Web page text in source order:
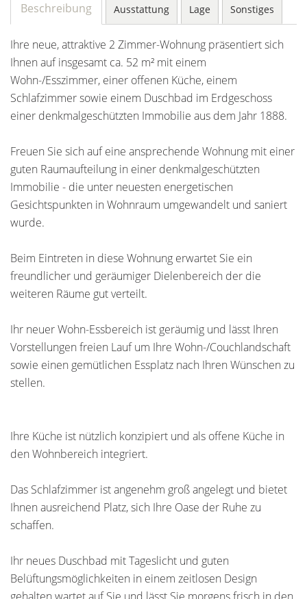
Beschreibung Ausstattung Lage Sonstiges
Ihre neue, attraktive 2 Zimmer-Wohnung präsentiert sich
Ihnen auf insgesamt ca. 52 m² mit einem
Wohn-/Esszimmer, einer offenen Küche, einem
Schlafzimmer sowie einem Duschbad im Erdgeschoss
einer denkmalgeschützten Immobilie aus dem Jahr 1888.
Freuen Sie sich auf eine ansprechende Wohnung mit einer
guten Raumaufteilung in einer denkmalgeschützten
Immobilie - die unter neuesten energetischen
Gesichtspunkten in Wohnraum umgewandelt und saniert
wurde.
Beim Eintreten in diese Wohnung erwartet Sie ein
freundlicher und geräumiger Dielenbereich der die
weiteren Räume gut verteilt.
Ihr neuer Wohn-Essbereich ist geräumig und lässt Ihren
Vorstellungen freien Lauf um Ihre Wohn-/Couchlandschaft
sowie einen gemütlichen Essplatz nach Ihren Wünschen zu
stellen.
Ihre Küche ist nützlich konzipiert und als offene Küche in
den Wohnbereich integriert.
Das Schlafzimmer ist angenehm groß angelegt und bietet
Ihnen ausreichend Platz, sich Ihre Oase der Ruhe zu
schaffen.
Ihr neues Duschbad mit Tageslicht und guten
Belüftungsmöglichkeiten in einem zeitlosen Design